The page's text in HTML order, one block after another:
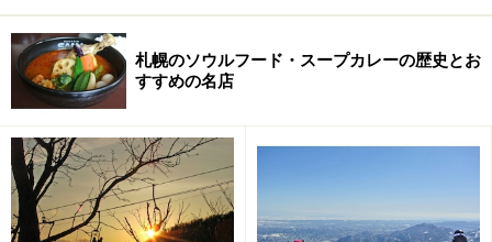
年愛されてきた老舗から、新たな食を提供する新店ま
で、多彩な上質店が集まることで、札幌の食文化を発信
する場所になると思っています。昔から南3条界隈はい
いお店が集まっていたエリアで、僕ら世代の遊び場だっ
たところ。ここから、あらためて上質な食を提案するこ
とは意義深いと思います」とは、インテリアデザイン界
の第一人者、アトリエテンマ の長谷川演（ひろむ）氏
G DININGの企画からデザインまで関わり、このビルのオ
札幌のソウルフード・スープカレーの歴史とお
すすめの名店